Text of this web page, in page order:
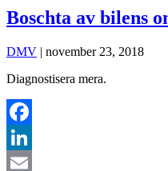
Boschta av bilens
DMV | november 23, 2018
Diagnostisera mera.
Facebook
LinkedIn